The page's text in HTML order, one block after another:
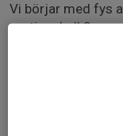
Vi börjar med fys
motionshall 3.